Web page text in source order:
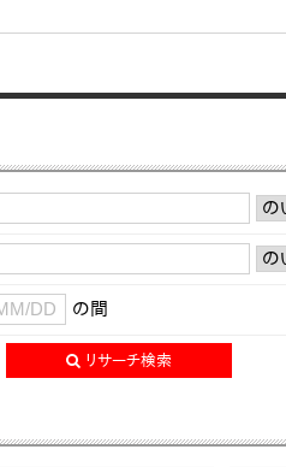
の間
リサーチ検索